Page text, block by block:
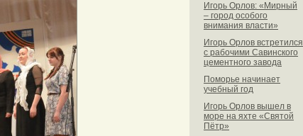
Игорь Орлов: «Мирный
– город особого
внимания власти»
Игорь Орлов встретился
с рабочими Савинского
цементного завода
Поморье начинает
учебный год
Игорь Орлов вышел в
море на яхте «Святой
Пётр»